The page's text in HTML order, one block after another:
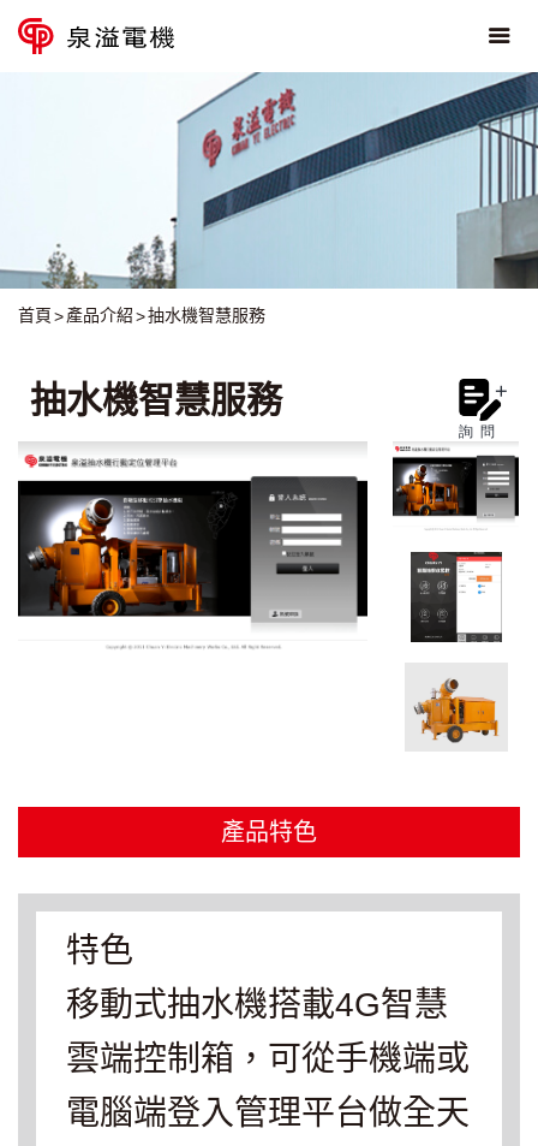
首頁 產品介紹 抽水機智慧服務
抽水機智慧服務
產品特色
特色
移動式抽水機搭載4G智慧
雲端控制箱，可從手機端或
電腦端登入管理平台做全天